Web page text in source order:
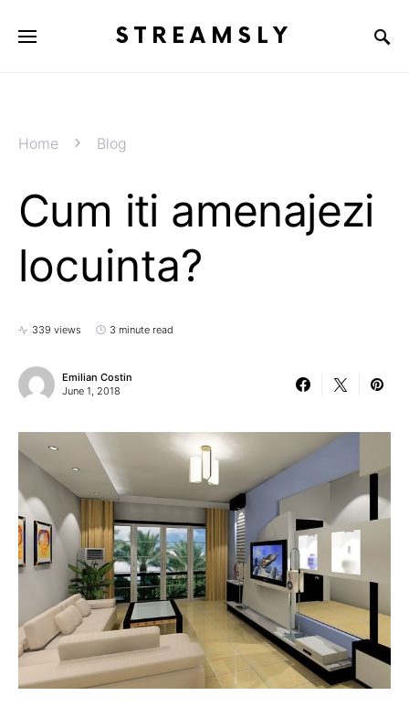
STREAMSLY
Home Blog
Cum iti amenajezi
locuinta?
339 views 3 minute read
Emilian Costin
June 1, 2018